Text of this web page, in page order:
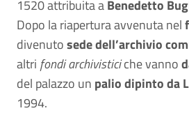
1520 attribuita aBenedetto
Dopo la riapertura avvenuta nel
divenutosede dell’archivio
altri fondi archivisticiche vanno
del palazzo un palio dipinto da
1994.